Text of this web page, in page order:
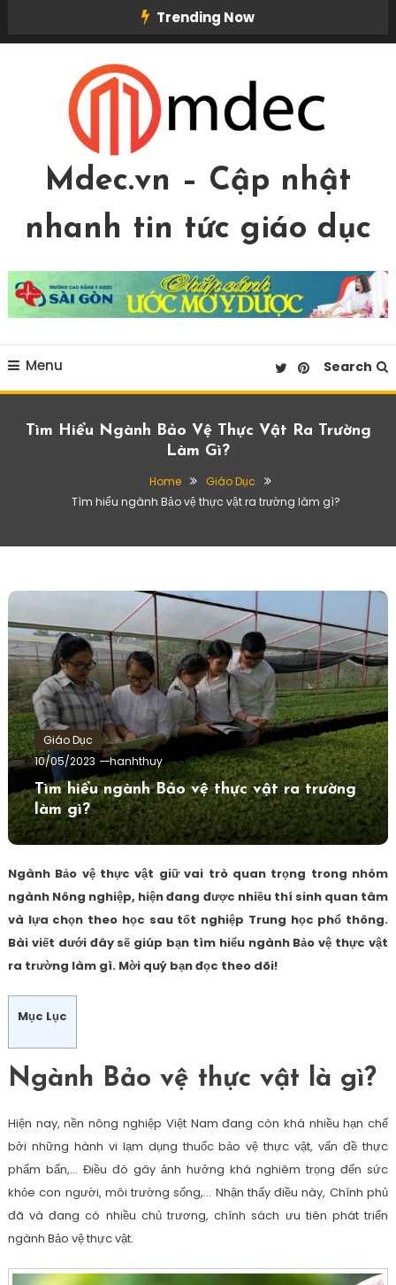
Trending Now
Mdec.vn – Cập nhật
nhanh tin tức giáo dục
Menu Search
Tìm Hiểu Ngành Bảo Vệ Thực Vật Ra Trường
Làm Gì?
Home
Giáo Dục
Tìm hiểu ngành Bảo vệ thực vật ra trường làm gì?
Giáo Dục
10/05/2023
hanhthuy
Tìm hiểu ngành Bảo vệ thực vật ra trường
làm gì?
Ngành Bảo vệ thực vật giữ vai trò quan trọng trong nhóm
ngành Nông nghiệp, hiện đang được nhiều thí sinh quan tâm
và lựa chọn theo học sau tốt nghiệp Trung học phổ thông.
Bài viết dưới đây sẽ giúp bạn tìm hiểu ngành Bảo vệ thực vật
ra trường làm gì. Mời quý bạn đọc theo dõi!
Mục Lục
Ngành Bảo vệ thực vật là gì?
Hiện nay, nền nông nghiệp Việt Nam đang còn khá nhiều hạn chế
bởi những hành vi lạm dụng thuốc bảo vệ thực vật, vấn đề thực
phẩm bẩn,… Điều đó gây ảnh hưởng khá nghiêm trọng đến sức
khỏe con người, môi trường sống,… Nhận thấy điều này, Chính phủ
đã và đang có nhiều chủ trương, chính sách ưu tiên phát triển
ngành Bảo vệ thực vật.